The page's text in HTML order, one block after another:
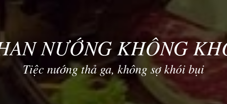
NƯỚNG KHÔNG
Tiệc nướng thả ga, không sợ khói bụi